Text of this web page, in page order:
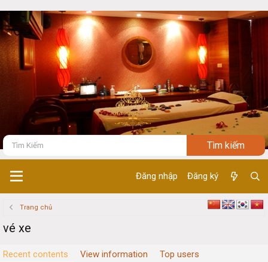
Đăng nhập Đăng ký
Trang chủ
vé xe
Recent contents View information Top users